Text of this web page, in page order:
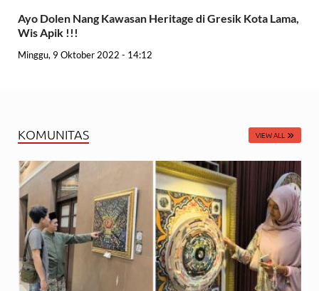
Ayo Dolen Nang Kawasan Heritage di Gresik Kota Lama,
Wis Apik !!!
Minggu, 9 Oktober 2022 - 14:12
KOMUNITAS VIEW ALL